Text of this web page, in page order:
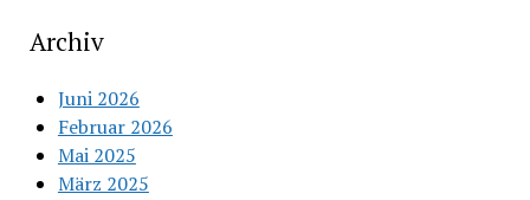
Archiv
Juni 2026
Februar 2026
Mai 2025
März 2025